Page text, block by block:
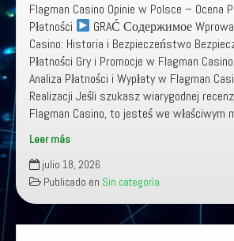
Flagman Casino Opinie w Polsce – Ocena
Płatności
GRAĆ Содержимое
Casino: Historia i Bezpieczeństwo
Płatności Gry i Promocje w Flagman
Analiza Płatności i Wypłaty w Flagman
Realizacji Jeśli szukasz wiarygodnej
Flagman Casino, to jesteś we właściwym
Flagman
Casino
Opinie
julio 18, 2026
Sin categoría